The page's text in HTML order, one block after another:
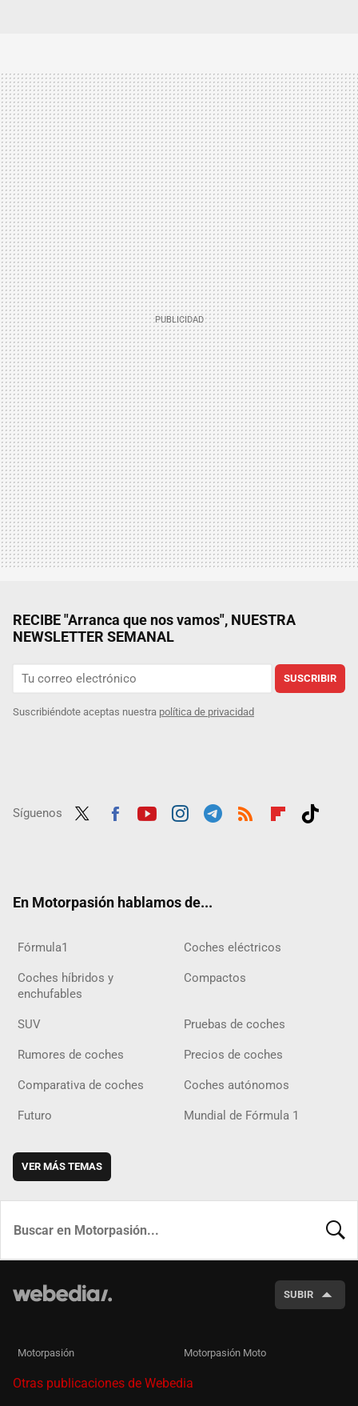
RECIBE "Arranca que nos vamos", NUESTRA
NEWSLETTER SEMANAL
SUSCRIBIR
Suscribiéndote aceptas nuestra política de privacidad
Síguenos
En Motorpasión hablamos de...
Fórmula1 Coches eléctricos
Coches híbridos y
enchufables
Compactos
SUV Pruebas de coches
Rumores de coches Precios de coches
Comparativa de coches Coches autónomos
Futuro Mundial de Fórmula 1
VER MÁS TEMAS
SUBIR
Motorpasión Motorpasión Moto
Otras publicaciones de Webedia